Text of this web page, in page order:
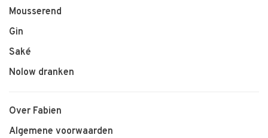
Mousserend
Gin
Saké
Nolow dranken
Over Fabien
Algemene voorwaarden